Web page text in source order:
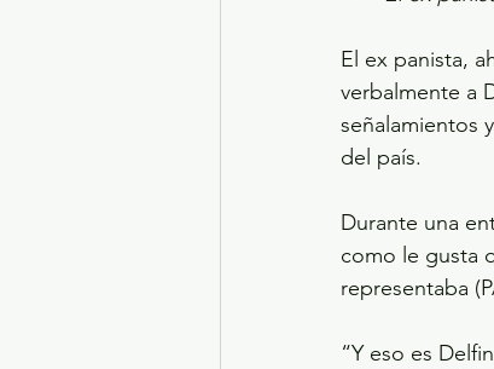
El ex panista,
verbalmente a
señalamientos
del país.
Durante una
como le gusta
representaba
“Y eso es